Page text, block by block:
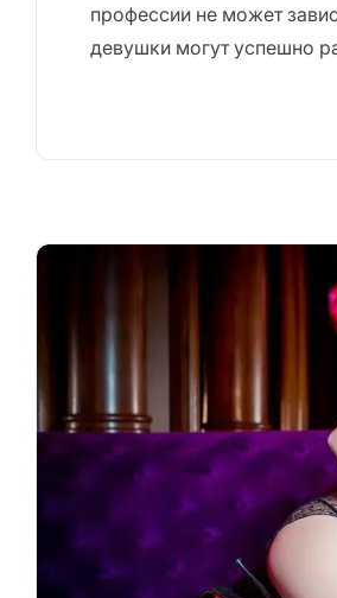
профессии не может
девушки могут успешно